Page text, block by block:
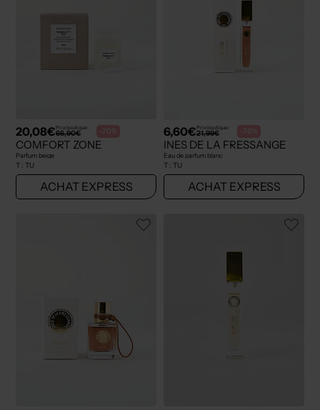
20,08€Prix boutique :
66,90€ -70%
COMFORT ZONE
Parfum beige
T : TU
ACHAT EXPRESS
6,60€Prix boutique :
21,99€ -70%
INES DE LA FRESSANGE
Eau de parfum blanc
T : TU
ACHAT EXPRESS